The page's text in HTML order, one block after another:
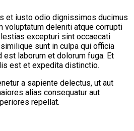
et iusto odio dignissimos ducimus
voluptatum deleniti atque corrupti
excepturi sint occaecati
sunt in culpa qui officia
laborum et dolorum fuga. Et
est et expedita distinctio.
a sapiente delectus, ut aut
alias consequatur aut
repellat.